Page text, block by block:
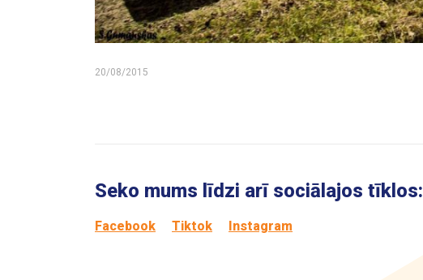
20/08/2015
Seko mums līdzi arī sociālajos tīklos:
Facebook Tiktok Instagram